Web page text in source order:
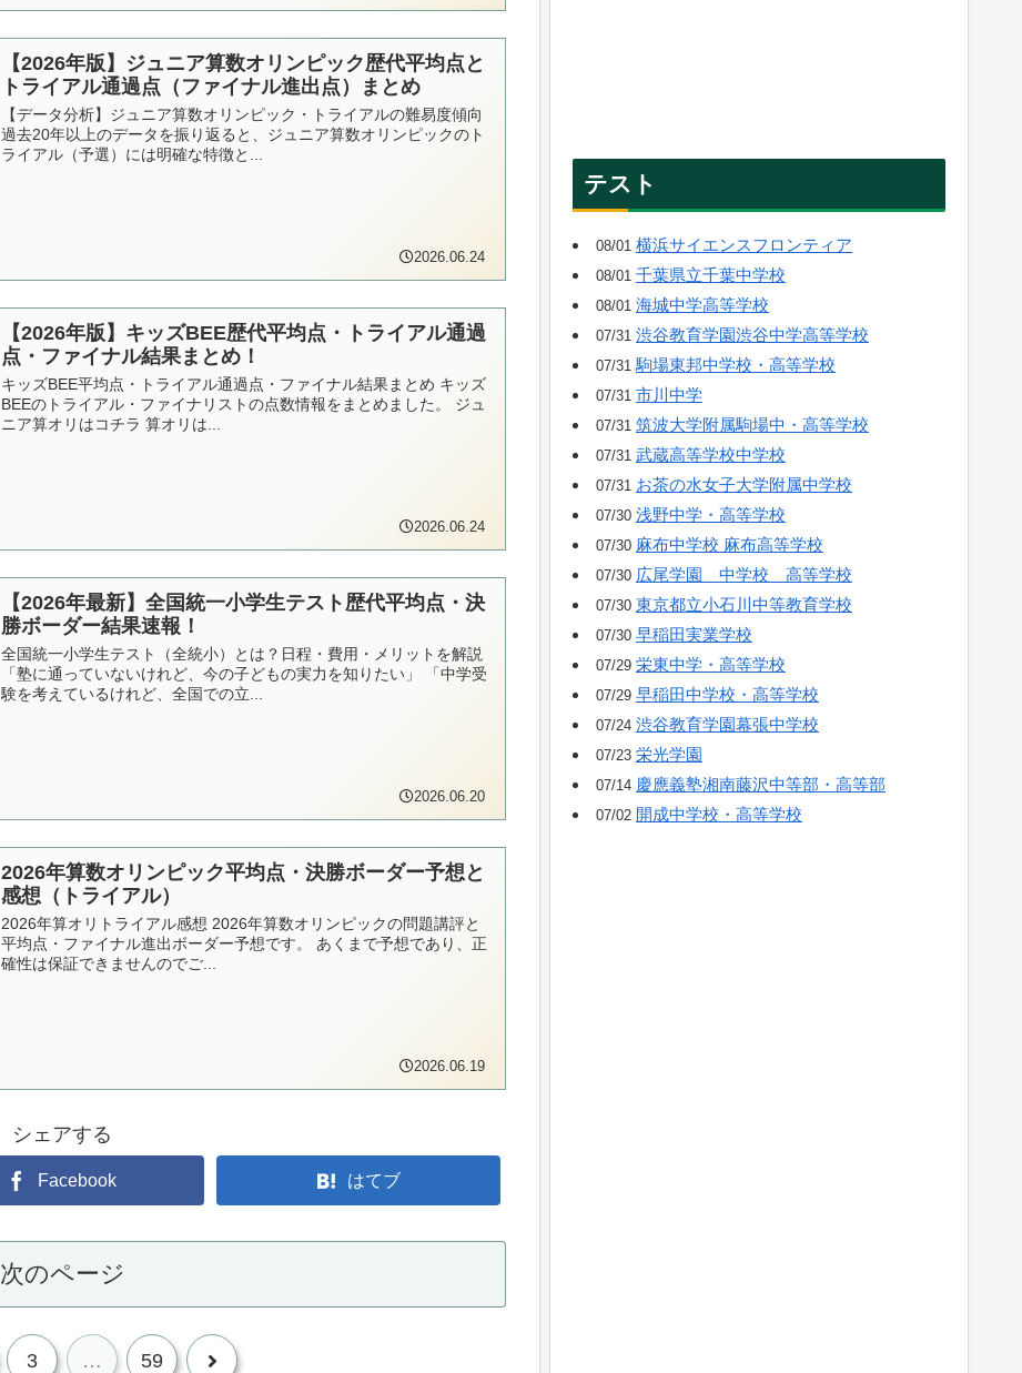
【2026年版】ジュニア算数オリンピック歴代平均点と
トライアル通過点（ファイナル進出点）まとめ
【データ分析】ジュニア算数オリンピック・トライアルの難易度傾向
過去20年以上のデータを振り返ると、ジュニア算数オリンピックのト
ライアル（予選）には明確な特徴と...
2026.06.24
【2026年版】キッズBEE歴代平均点・トライアル通過
点・ファイナル結果まとめ！
キッズBEE平均点・トライアル通過点・ファイナル結果まとめ キッズ
BEEのトライアル・ファイナリストの点数情報をまとめました。 ジュ
ニア算オリはコチラ 算オリは...
2026.06.24
【2026年最新】全国統一小学生テスト歴代平均点・決
勝ボーダー結果速報！
全国統一小学生テスト（全統小）とは？日程・費用・メリットを解説
「塾に通っていないけれど、今の子どもの実力を知りたい」 「中学受
験を考えているけれど、全国での立...
2026.06.20
2026年算数オリンピック平均点・決勝ボーダー予想と
感想（トライアル）
2026年算オリトライアル感想 2026年算数オリンピックの問題講評と
平均点・ファイナル進出ボーダー予想です。 あくまで予想であり、正
確性は保証できませんのでご...
2026.06.19
シェアする
Facebook はてブ
次のページ
3 … 59 次
テスト
08/01 横浜サイエンスフロンティア
08/01 千葉県立千葉中学校
08/01 海城中学高等学校
07/31 渋谷教育学園渋谷中学高等学校
07/31駒場東邦中学校・高等学校
07/31 市川中学
07/31 筑波大学附属駒場中・高等学校
07/31 武蔵高等学校中学校
07/31 お茶の水女子大学附属中学校
07/30 浅野中学・高等学校
07/30 麻布中学校 麻布高等学校
07/30 広尾学園 中学校 高等学校
07/30 東京都立小石川中等教育学校
07/30 早稲田実業学校
07/29 栄東中学・高等学校
07/29 早稲田中学校・高等学校
07/24 渋谷教育学園幕張中学校
07/23 栄光学園
07/14 慶應義塾湘南藤沢中等部・高等部
07/02 開成中学校・高等学校